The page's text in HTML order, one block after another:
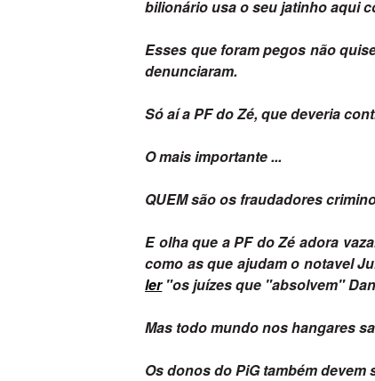
bilionário usa o seu jatinho aqui
Esses que foram pegos não
denunciaram.
Só aí a PF do Zé, que deveria
O mais importante ...
QUEM são os fraudadores
E olha que a PF do Zé adora
como as que ajudam o notavel
ler"os juízes que "absolvem"
Mas todo mundo nos hangares
Os donos do PiG também devem